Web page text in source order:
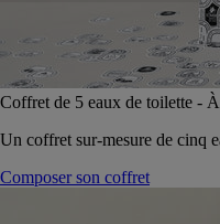
Coffret de 5 eaux de toilette -
Un coffret sur-mesure de cinq
Composer son coffret